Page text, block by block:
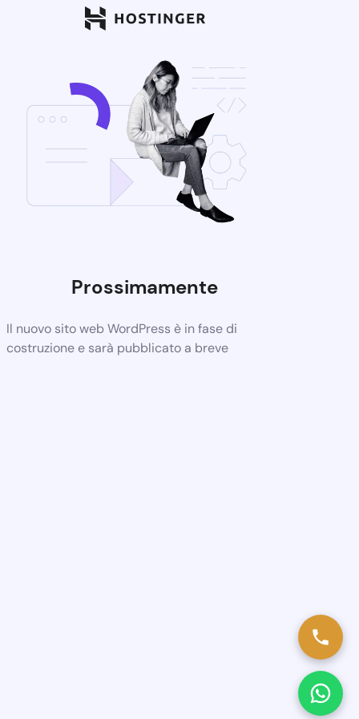
Prossimamente
Il nuovo sito web WordPress è in fase di
costruzione e sarà pubblicato a breve